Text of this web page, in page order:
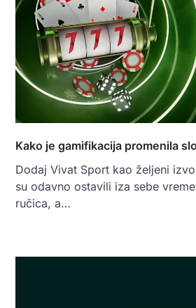
Kako je gamifikacija promenila
Dodaj Vivat Sport kao željeni
su odavno ostavili iza sebe
ručica, a…